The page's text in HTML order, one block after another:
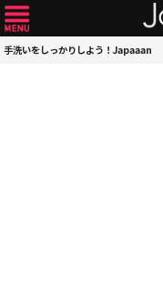
手洗いをしっかりしよう！Japaaan